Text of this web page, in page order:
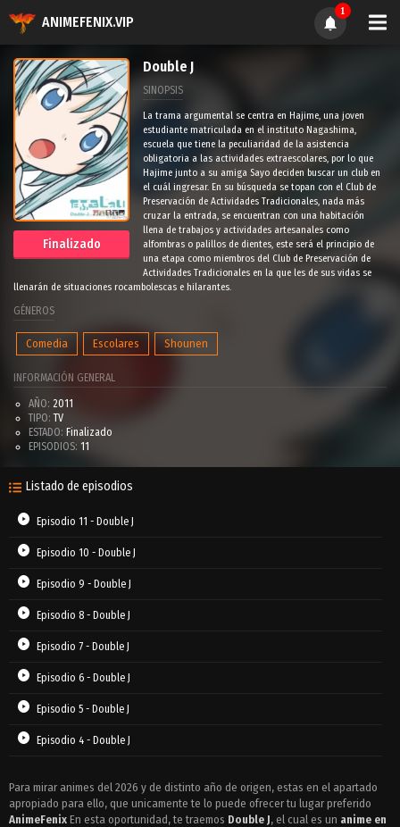
ANIMEFENIX.VIP
1
Finalizado
Double J
SINOPSIS
La trama argumental se centra en Hajime, una joven
estudiante matriculada en el instituto Nagashima,
escuela que tiene la peculiaridad de la asistencia
obligatoria a las actividades extraescolares, por lo que
Hajime junto a su amiga Sayo deciden buscar un club en
el cuál ingresar. En su búsqueda se topan con el Club de
Preservación de Actividades Tradicionales, nada más
cruzar la entrada, se encuentran con una habitación
llena de trabajos y actividades artesanales como
alfombras o palillos de dientes, este será el principio de
una etapa como miembros del Club de Preservación de
Actividades Tradicionales en la que les de sus vidas se
llenarán de situaciones rocambolescas e hilarantes.
GÉNEROS
Comedia Escolares Shounen
INFORMACIÓN GENERAL
AÑO: 2011
TIPO: TV
ESTADO: Finalizado
EPISODIOS: 11
Listado de episodios
Episodio 11 - Double J
Episodio 10 - Double J
Episodio 9 - Double J
Episodio 8 - Double J
Episodio 7 - Double J
Episodio 6 - Double J
Episodio 5 - Double J
Episodio 4 - Double J
Episodio 2 - Double J
Para mirar animes del 2026 y de distinto año de origen, estas en el apartado
apropiado para ello, que unicamente te lo puede ofrecer tu lugar preferido
AnimeFenix En esta oportunidad, te traemos Double J, el cual es un anime en